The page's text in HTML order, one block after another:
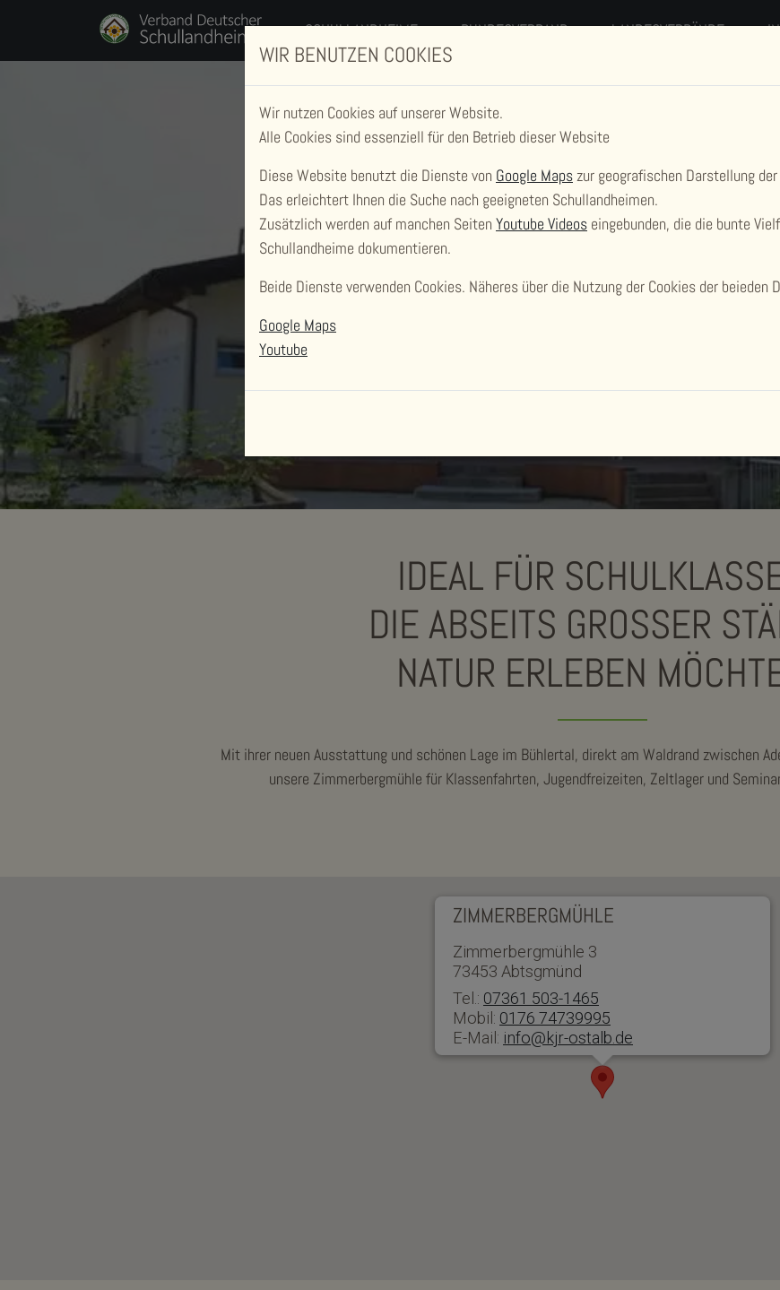
SCHULLANDHEIME BUNDESVERBAND LANDESVERBÄNDE
ZIMMERBERGMÜHLE
IDEAL FÜR
DIE ABSEITS GROSSER
NATUR ERLEBEN
Mit ihrer neuen Ausstattung und schönen Lage im Bühlertal, direkt am Waldrand zwischen
unsere Zimmerbergmühle für Klassenfahrten, Jugendfreizeiten, Zeltlager und
ZIMMERBERGMÜHLE
Zimmerbergmühle 3
73453 Abtsgmünd
Tel.: 07361 503-1465
Mobil: 0176 74739995
E-Mail: info@kjr-ostalb.de
WIR BENUTZEN COOKIES
Wir nutzen Cookies auf unserer Website.
Alle Cookies sind essenziell für den Betrieb dieser Website
Diese Website benutzt die Dienste von Google Mapszur geografischen Darstellung
Das erleichtert Ihnen die Suche nach geeigneten Schullandheimen.
Zusätzlich werden auf manchen Seiten Youtube Videos eingebunden, die die bunte
Schullandheime dokumentieren.
Beide Dienste verwenden Cookies. Näheres über die Nutzung der Cookies der beieden
Google Maps
Youtube